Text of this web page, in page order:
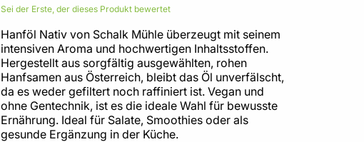
Sei der Erste, der dieses Produkt bewertet
Hanföl Nativ von Schalk Mühle überzeugt mit seinem
intensiven Aroma und hochwertigen Inhaltsstoffen.
Hergestellt aus sorgfältig ausgewählten, rohen
Hanfsamen aus Österreich, bleibt das Öl unverfälscht,
da es weder gefiltert noch raffiniert ist. Vegan und
ohne Gentechnik, ist es die ideale Wahl für bewusste
Ernährung. Ideal für Salate, Smoothies oder als
gesunde Ergänzung in der Küche.